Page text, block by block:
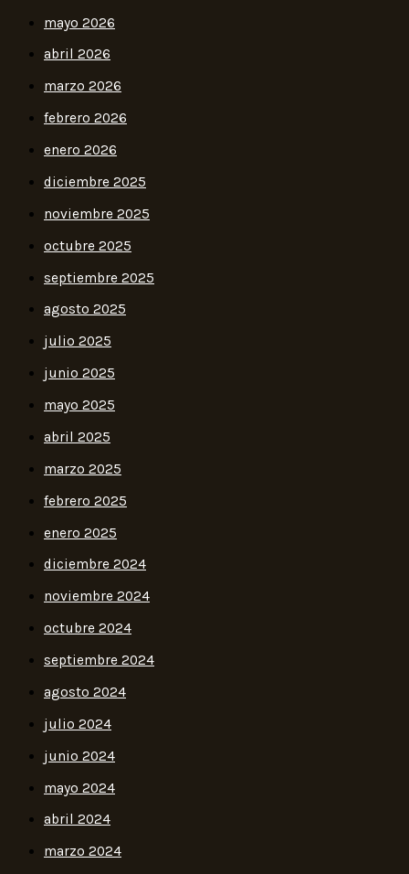
mayo 2026
abril 2026
marzo 2026
febrero 2026
enero 2026
diciembre 2025
noviembre 2025
octubre 2025
septiembre 2025
agosto 2025
julio 2025
junio 2025
mayo 2025
abril 2025
marzo 2025
febrero 2025
enero 2025
diciembre 2024
noviembre 2024
octubre 2024
septiembre 2024
agosto 2024
julio 2024
junio 2024
mayo 2024
abril 2024
marzo 2024